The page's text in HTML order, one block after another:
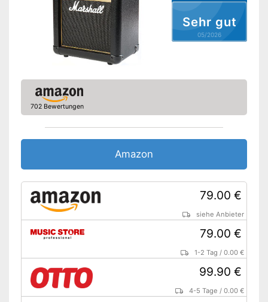
Kopfhörer-Anschluss
Vorteile
Verfügt über einen Kopfhörer-
Anschluss
Amazon Lieferzeit
Sehr gut
05/2026
702 Bewertungen
Amazon
79.00 €
siehe Anbieter
79.00 €
1-2 Tag /0.00 €
99.90 €
4-5 Tage /0.00 €